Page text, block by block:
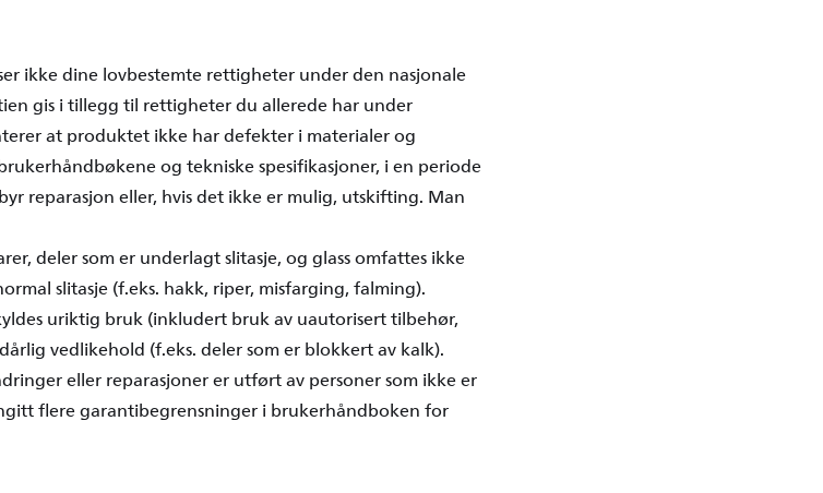
ikke dine lovbestemte rettigheter under den nasjonale
gis i tillegg til rettigheter du allerede har under
at produktet ikke har defekter i materialer og
og tekniske spesifikasjoner, i en periode
reparasjon eller, hvis det ikke er mulig, utskifting. Man
deler som er underlagt slitasje, og glass omfattes ikke
slitasje (f.eks. hakk, riper, misfarging, falming).
uriktig bruk (inkludert bruk av uautorisert tilbehør,
vedlikehold (f.eks. deler som er blokkert av kalk).
eller reparasjoner er utført av personer som ikke er
flere garantibegrensninger i brukerhåndboken for